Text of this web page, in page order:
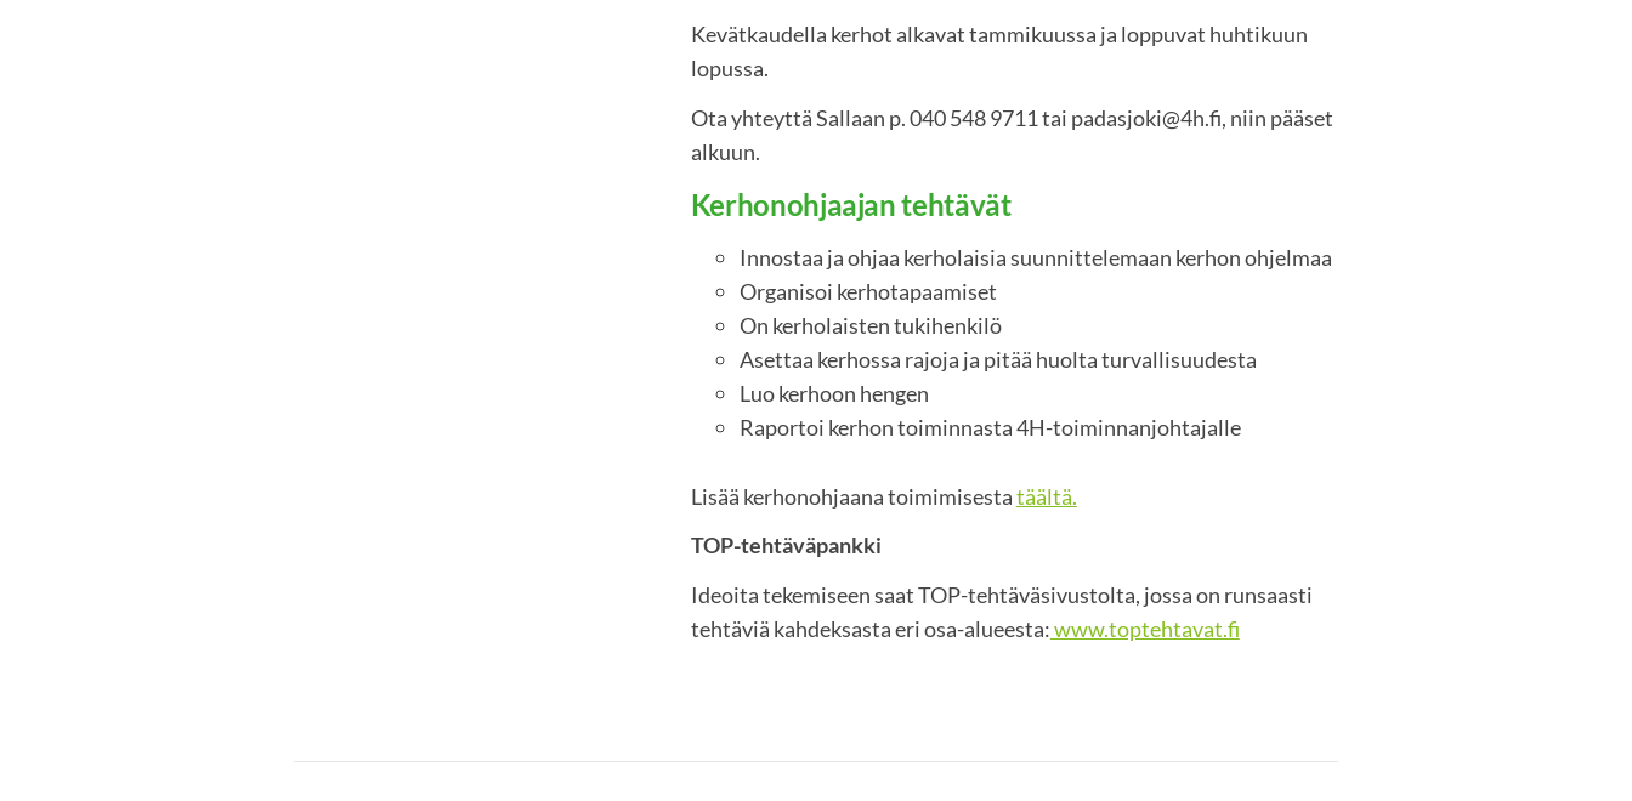
Kevätkaudella kerhot alkavat tammikuussa ja loppuvat huhtikuun
lopussa.
Ota yhteyttä Sallaan p. 040 548 9711 tai padasjoki@4h.fi, niin pääset
alkuun.
Kerhonohjaajan tehtävät
Innostaa ja ohjaa kerholaisia suunnittelemaan kerhon ohjelmaa
Organisoi kerhotapaamiset
On kerholaisten tukihenkilö
Asettaa kerhossa rajoja ja pitää huolta turvallisuudesta
Luo kerhoon hengen
Raportoi kerhon toiminnasta 4H-toiminnanjohtajalle
Lisää kerhonohjaana toimimisestatäältä.
TOP-tehtäväpankki
Ideoita tekemiseen saat TOP-tehtäväsivustolta, jossa on runsaasti
tehtäviä kahdeksasta eri osa-alueesta:www.toptehtavat.fi